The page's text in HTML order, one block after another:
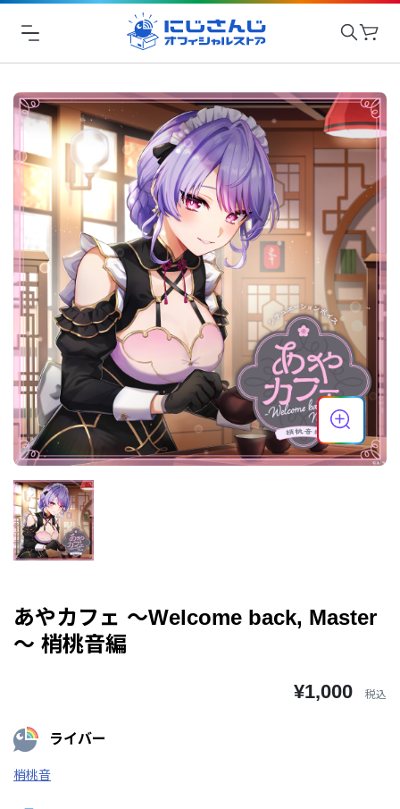
あやカフェ ～Welcome back, Master
～ 梢桃音編
¥1,000 税込
ライバー
梢桃音